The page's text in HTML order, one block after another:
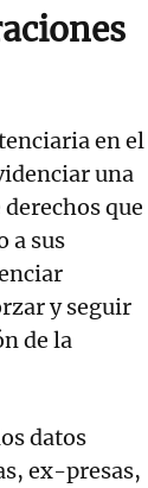
en el
una
que
a sus
y seguir
de la
datos
ex-presas,